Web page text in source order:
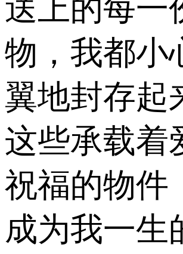
送上的每一
物，我都小
翼地封存起
这些承载着
祝福的物件
成为我一生